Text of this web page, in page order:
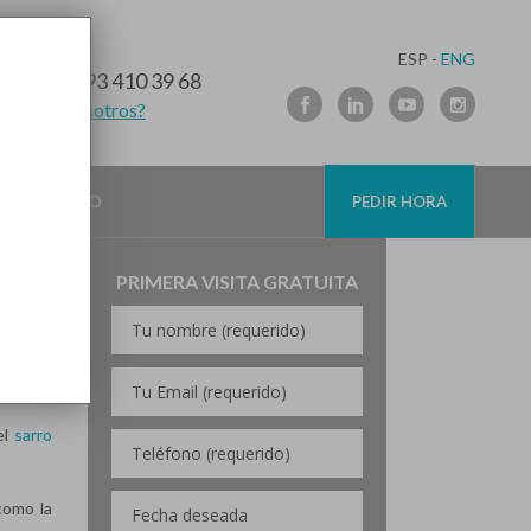
93 410 39 68
nosotros?
ESP - ENG
CONTACTO PEDIR HORA
ES NECESARIA?
sarro
la
PRIMERA VISITA GRATUITA